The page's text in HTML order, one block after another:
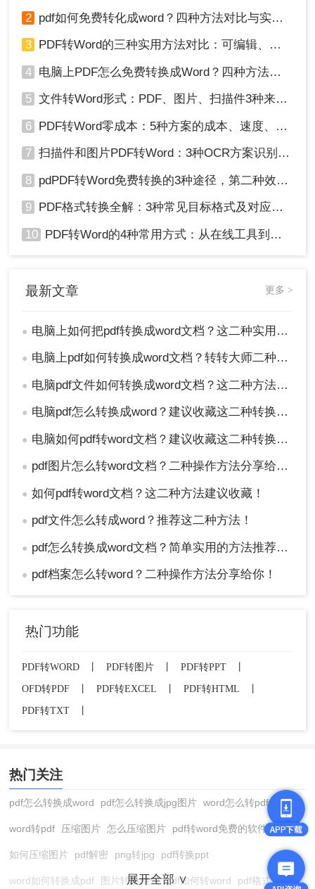
总结：
以上就是电脑上如何把pdf转换成word文档的方法介
绍了。使用专业的PDF转换软件可以获得更高的转
则更加方便快捷，无需安装额外软件。你可以根据
自己的需求和实际情况选择合适的方法进行转换。
2 pdf如何免费转化成word？四种方法对比与实操指南（附详细表格）
3 PDF转Word的三种实用方法对比：可编辑、保格式、避风险！
4 电脑上PDF怎么免费转换成Word？四种方法对比与实操指南（附详细表格）!
5 文件转Word形式：PDF、图片、扫描件3种来源分别怎么处理！
6 PDF转Word零成本：5种方案的成本、速度、精度对比！
7 扫描件和图片PDF转Word：3种OCR方案识别率实测！
8 pdPDF转Word免费转换的3种途径，第二种效率最高！
9 PDF格式转换全解：3种常见目标格式及对应操作方法！
10 PDF转Word的4种常用方式：从在线工具到桌面软件全梳理！
最新文章 更多 >
● 电脑上如何把pdf转换成word文档？这二种实用方法分享给你！
● 电脑上pdf如何转换成word文档？转转大师二种操作方法分享给你!
● 电脑pdf文件如何转换成word文档？这二种方法轻松办到！
● 电脑pdf怎么转换成word？建议收藏这二种转换方法！
● 电脑如何pdf转word文档？建议收藏这二种转换方法！
● pdf图片怎么转word文档？二种操作方法分享给你!
● 如何pdf转word文档？这二种方法建议收藏！
● pdf文件怎么转成word？推荐这二种方法！
● pdf怎么转换成word文档？简单实用的方法推荐给你！
● pdf档案怎么转word？二种操作方法分享给你！
热门功能
PDF转WORD PDF转图片 PDF转PPT
OFD转PDF
PDF转EXCEL PDF转HTML
PDF转TXT
热门关注
pdf怎么转换成word pdf怎么转换成jpg图片 word怎么转pdf
word转pdf 压缩图片 怎么压缩图片 pdf转word免费的软件
如何压缩图片 pdf解密 png转jpg pdf转换ppt
word如何转换成pdf 图片转换格式 pdf如何转word pdf格式转换
展开全部 ∨